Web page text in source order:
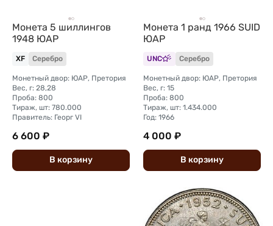
Монета 5 шиллингов
1948 ЮАР
XF Серебро
Монетный двор: ЮАР, Претория
Вес, г: 28,28
Проба: 800
Тираж, шт: 780.000
Правитель: Георг VI
6 600 ₽
В корзину
Монета 1 ранд 1966 SUID
ЮАР
UNC Серебро
Монетный двор: ЮАР, Претория
Вес, г: 15
Проба: 800
Тираж, шт: 1.434.000
Год: 1966
4 000 ₽
В корзину